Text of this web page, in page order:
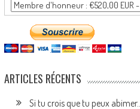
ARTICLES RÉCENTS
Si tu crois que tu peux